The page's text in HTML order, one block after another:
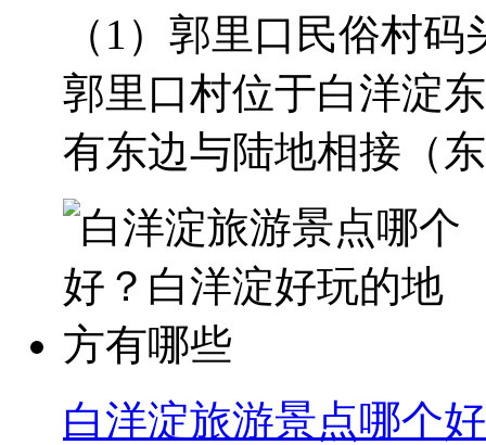
（1）郭里口民俗村
郭里口村位于白洋淀
有东边与陆地相接（
白洋淀旅游景点哪个